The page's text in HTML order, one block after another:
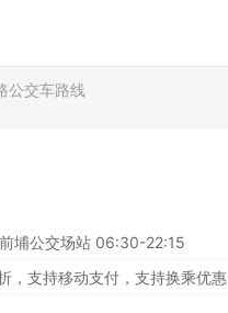
公交车路线
埔公交场站 06:30-22:15
，支持移动支付，支持换乘优惠